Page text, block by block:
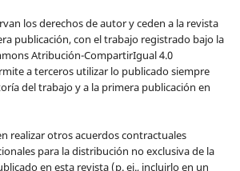
los derechos de autor y ceden a la revista
publicación, con el trabajo registrado bajo la
Atribución-CompartirIgual 4.0
a terceros utilizar lo publicado siempre
del trabajo y a la primera publicación en
realizar otros acuerdos contractuales
para la distribución no exclusiva de la
en esta revista (p. ej., incluirlo en un